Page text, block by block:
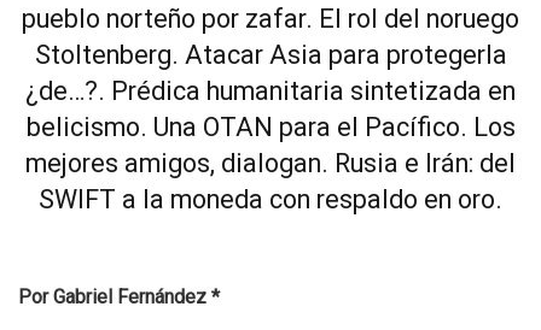
pueblo norteño por zafar. El rol del noruego
Stoltenberg. Atacar Asia para protegerla
¿de…?. Prédica humanitaria sintetizada en
belicismo. Una OTAN para el Pacífico. Los
mejores amigos, dialogan. Rusia e Irán: del
SWIFT a la moneda con respaldo en oro.
Por Gabriel Fernández *